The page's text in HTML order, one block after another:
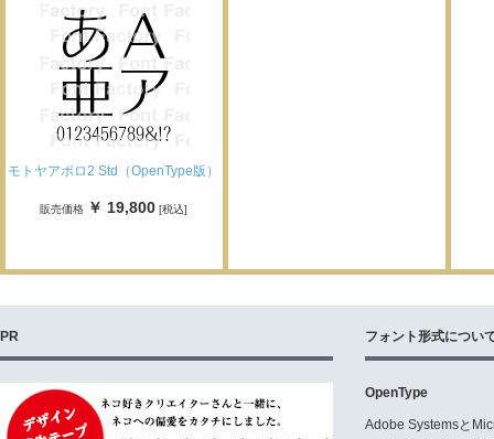
モトヤアポロ2 Std（OpenType版）
販売価格 ￥ 19,800 [税込]
PR フォント形式につい
OpenType
Adobe Systemsと